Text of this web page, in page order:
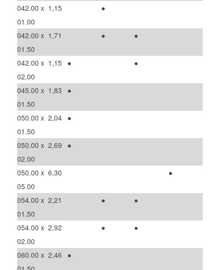
042.00 x
01.00
1,15 ●
042.00 x
01.50
1,71 ● ●
042.00 x
02.00
1,15 ● ●
045.00 x
01.50
1,83 ●
050.00 x
01.50
2,04 ●
050.00 x
02.00
2,69 ●
050.00 x
05.00
6,30 ●
054.00 x
01.50
2,21 ● ●
054.00 x
02.00
2,92 ● ●
060.00 x 2,46 ●